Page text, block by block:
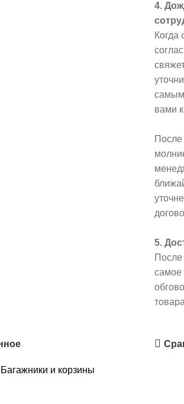
4.
Когда
самым
вами
5.
После
самое
Багажники и корзины